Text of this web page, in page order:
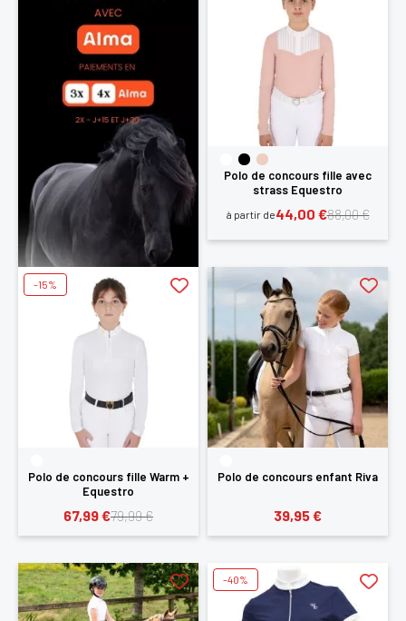
Polo de concours fille avec
strass Equestro
à partir de 88,00 €
44,00 €
Polo de concours fille Warm +
Equestro
79,99 €
67,99 €
-15%
Polo de concours enfant Riva
39,95 €
-40%